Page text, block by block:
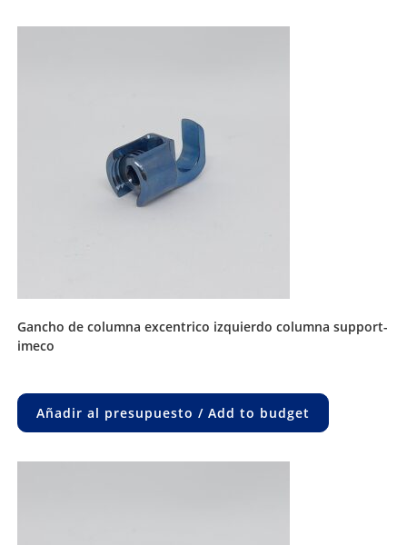
gancho de columna excentrico izquierdo columna support-
imeco
Añadir al presupuesto / Add to budget